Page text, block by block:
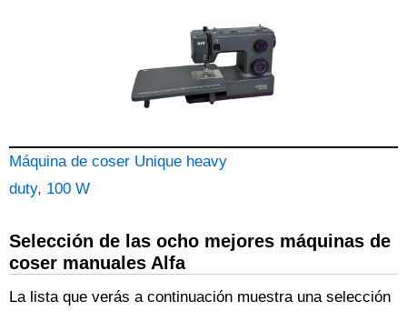
Máquina de coser Unique heavy
duty, 100 W
Selección de las ocho mejores máquinas de
coser manuales Alfa
La lista que verás a continuación muestra una selección